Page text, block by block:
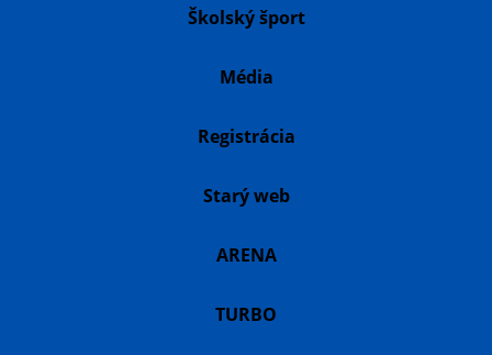
Školský šport
Média
Registrácia
Starý web
ARENA
TURBO